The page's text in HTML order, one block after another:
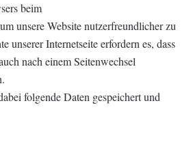
beim
unsere Website nutzerfreundlicher zu
unserer Internetseite erfordern es, dass
nach einem Seitenwechsel
folgende Daten gespeichert und